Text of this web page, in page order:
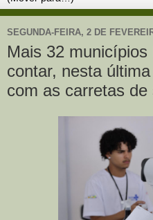
SEGUNDA-FEIRA, 2 DE
Mais 32
contar, nesta
com as carretas